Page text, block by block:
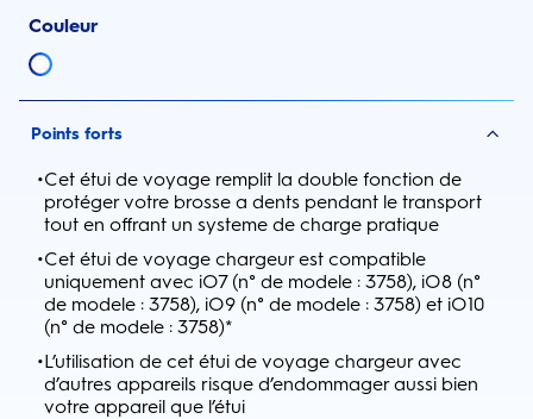
Couleur
Points forts
•Cet étui de voyage remplit la double fonction de
protéger votre brosse a dents pendant le transport
tout en offrant un systeme de charge pratique
•Cet étui de voyage chargeur est compatible
uniquement avec iO7 (n° de modele : 3758), iO8 (n°
de modele : 3758), iO9 (n° de modele : 3758) et iO10
(n° de modele : 3758)*
•L’utilisation de cet étui de voyage chargeur avec
d’autres appareils risque d’endommager aussi bien
votre appareil que l’étui